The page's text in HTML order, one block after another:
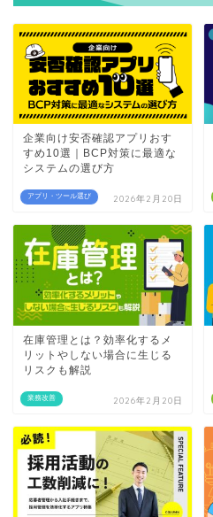
アプリ・ツール選び
企業向け安否確認アプリおす
すめ10選｜BCP対策に最適な
システムの選び方
2026年2月20日
業務改善
在庫管理とは？効率化するメ
リットやしない場合に生じる
リスクも解説
2026年2月20日